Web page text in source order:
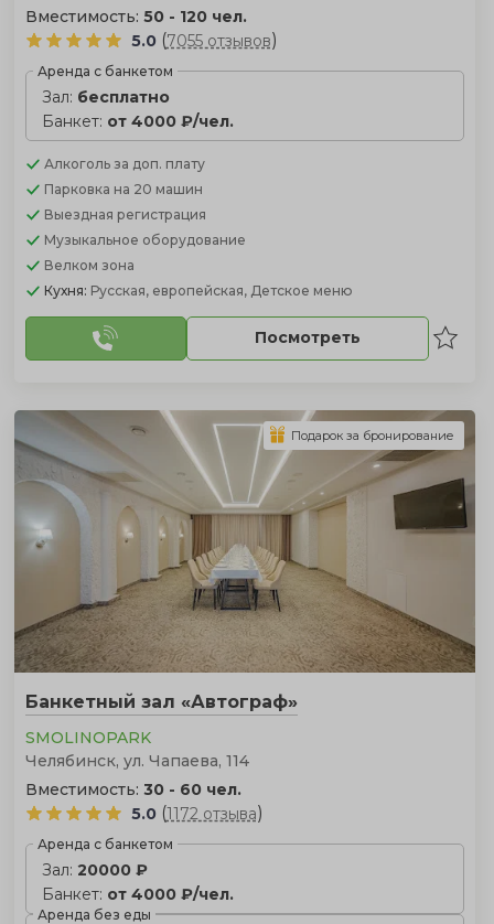
Вместимость: 50 - 120 чел.
5.0 (7055 отзывов)
Аренда с банкетом
Зал: бесплатно
Банкет: от 4000 ₽/чел.
Алкоголь за доп. плату
Парковка на 20 машин
Выездная регистрация
Музыкальное оборудование
Велком зона
Кухня: Русская, европейская, Детское меню
Посмотреть
Банкетный зал «Автограф»
SMOLINOPARK
Челябинск, ул. Чапаева, 114
Вместимость: 30 - 60 чел.
5.0 (1172 отзыва)
Аренда с банкетом
Зал: 20000 ₽
Банкет: от 4000 ₽/чел.
Аренда без еды
Подарок за бронирование